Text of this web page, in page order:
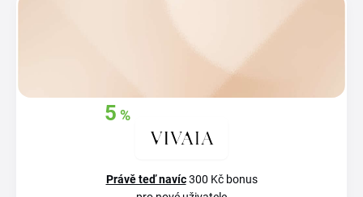
5 %z
Právě teď navíc300 Kč bonus